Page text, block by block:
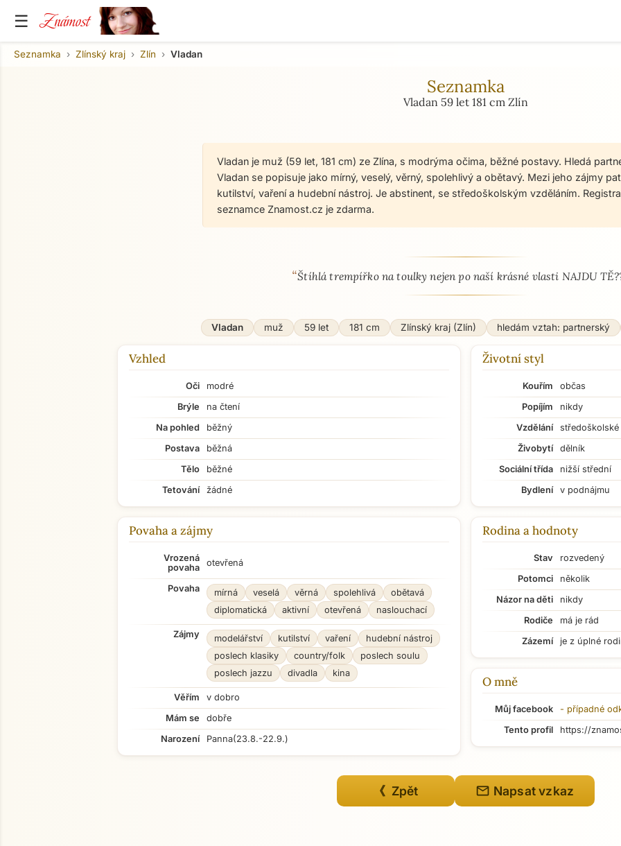
☰ Známost
Seznamka Zlínský kraj Zlín Vladan
Seznamka
Vladan 59 let 181 cm Zlín
Vladan je muž (59 let, 181 cm) ze Zlína, s modrýma očima, běžné postavy. Hledá
Vladan se popisuje jako mírný, veselý, věrný, spolehlivý a obětavý. Mezi jeho zájmy
kutilství, vaření a hudební nástroj. Je abstinent, se středoškolským vzděláním.
seznamce Znamost.cz je zdarma.
O mně - seznamka profil
“Štíhlá trempířko na toulky nejen po naší krásné vlasti NAJDU
Vladan muž 59 let 181 cm Zlínský kraj (Zlín) hledám vztah: partnerský
Vzhled
Oči
modré
Brýle
na čtení
Na pohled
běžný
Postava
běžná
Tělo
běžné
Tetování
žádné
Povaha a zájmy
Vrozená
povaha
otevřená
Povaha mírná veselá věrná spolehlivá
obětavá
diplomatická
aktivní otevřená naslouchací
Zájmy modelářství kutilství vaření
hudební nástroj
poslech klasiky
country/folk
poslech soulu
poslech jazzu
divadla kina
Věřím
v dobro
Mám se
dobře
Narození
Panna(23.8.-22.9.)
Životní styl
Kouřím
občas
Popíjím
nikdy
Vzdělání
středoškolské
Živobytí
dělník
Sociální třída
nižší střední
Bydlení
v podnájmu
Rodina a hodnoty
Stav
rozvedený
Potomci
několik
Názor na děti
nikdy
Rodiče
má je rád
Zázemí
je z úplné
O mně
Můj facebook - případné
Tento profil
https://
《 Zpět mail Napsat vzkaz